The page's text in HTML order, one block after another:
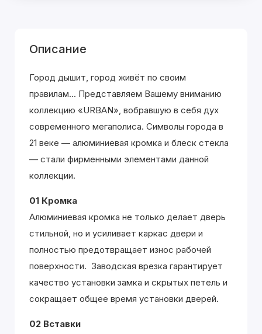
Описание
Город дышит, город живёт по своим
правилам... Представляем Вашему вниманию
коллекцию «URBAN», вобравшую в себя дух
современного мегаполиса. Символы города в
21 веке — алюминиевая кромка и блеск стекла
— стали фирменными элементами данной
коллекции.
01 Кромка
Алюминиевая кромка не только делает дверь
стильной, но и усиливает каркас двери и
полностью предотвращает износ рабочей
поверхности. Заводская врезка гарантирует
качество установки замка и скрытых петель и
сокращает общее время установки дверей.
02 Вставки